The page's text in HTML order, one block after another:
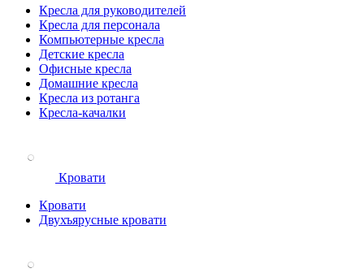
Кресла для руководителей
Кресла для персонала
Компьютерные кресла
Детские кресла
Офисные кресла
Домашние кресла
Кресла из ротанга
Кресла-качалки
Кровати
Кровати
Двухъярусные кровати